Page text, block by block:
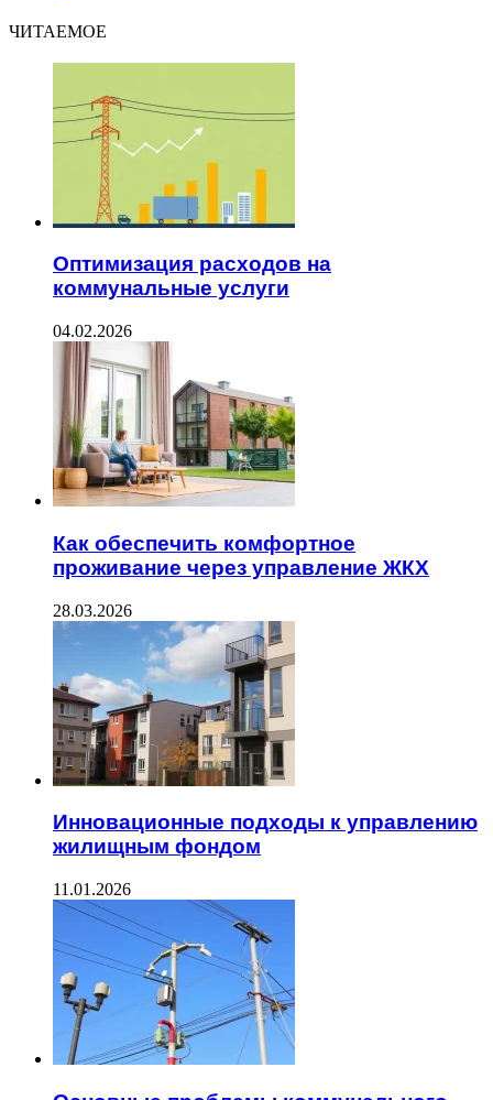
ЧИТАЕМОЕ
Оптимизация расходов на
коммунальные услуги
04.02.2026
Как обеспечить комфортное
проживание через управление ЖКХ
28.03.2026
Инновационные подходы к управлению
жилищным фондом
11.01.2026